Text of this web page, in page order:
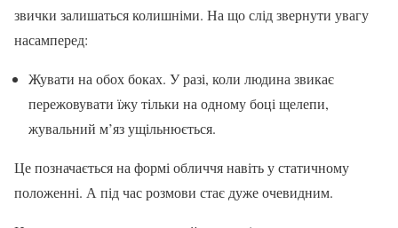
звички залишаться колишніми. На що слід звернути увагу
насамперед:
Жувати на обох боках. У разі, коли людина звикає
пережовувати їжу тільки на одному боці щелепи,
жувальний м’яз ущільнюється.
Це позначається на формі обличчя навіть у статичному
положенні. А під час розмови стає дуже очевидним.